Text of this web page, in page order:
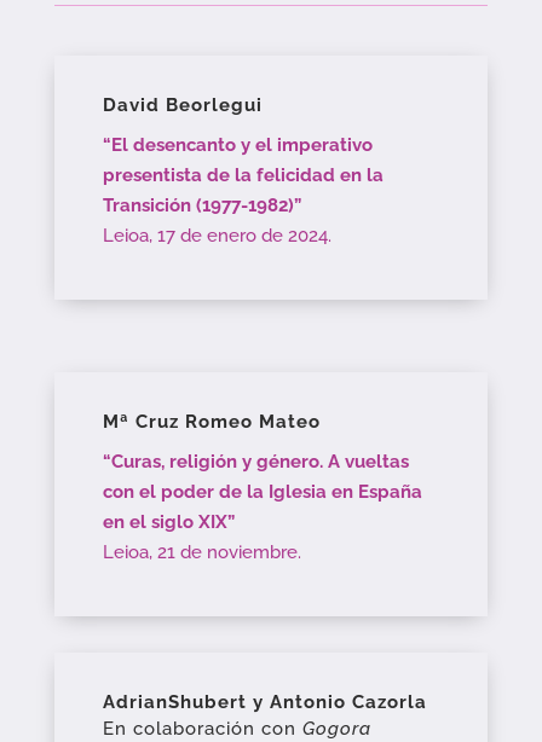
David Beorlegui
“El desencanto y el imperativo
presentista de la felicidad en la
Transición (1977-1982)”
Leioa, 17 de enero de 2024.
Mª Cruz Romeo Mateo
“Curas, religión y género. A vueltas
con el poder de la Iglesia en España
en el siglo XIX”
Leioa, 21 de noviembre.
AdrianShubert y Antonio Cazorla
En colaboración con Gogora